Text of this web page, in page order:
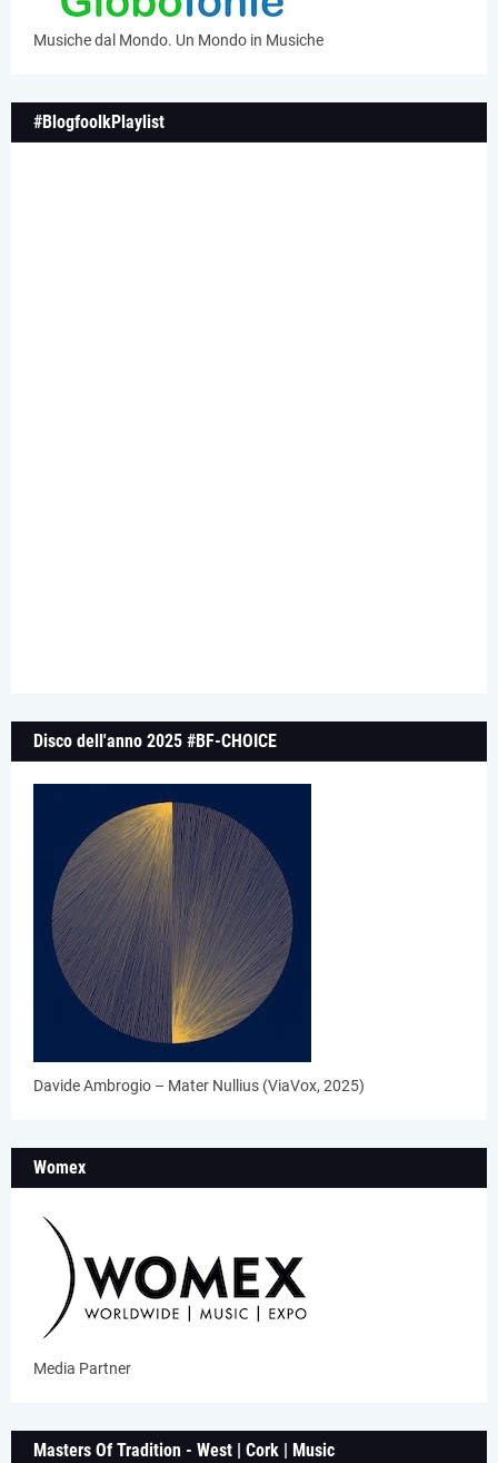
Musiche dal Mondo. Un Mondo in Musiche
#BlogfoolkPlaylist
Disco dell'anno 2025 #BF-CHOICE
Davide Ambrogio – Mater Nullius (ViaVox, 2025)
Womex
Media Partner
Masters Of Tradition - West | Cork | Music